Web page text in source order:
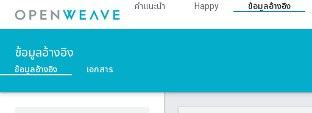
คำแนะนำ Happy ข้อมูลอ้างอิง
ข้อมูลอ้างอิง
ข้อมูลอ้างอิง เอกสาร